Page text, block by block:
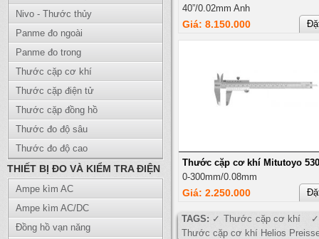
Nivo - Thước thủy
Panme đo ngoài
Panme đo trong
Thước cặp cơ khí
Thước cặp điện tử
Thước cặp đồng hồ
Thước đo độ sâu
Thước đo độ cao
THIẾT BỊ ĐO VÀ KIỂM TRA ĐIỆN
Ampe kìm AC
Ampe kìm AC/DC
Đồng hồ vạn năng
40”/0.02mm Anh
Giá: 8.150.000
Thước cặp cơ khí Mitutoyo
0-300mm/0.08mm
Giá: 2.250.000
TAGS:
Thước cặp cơ khí
Thước cặp cơ khí Helios